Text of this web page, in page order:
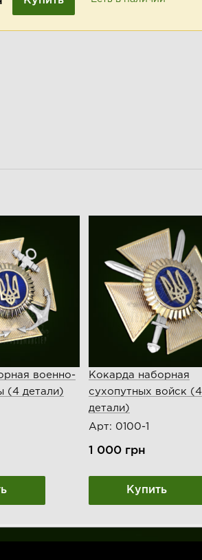
военно-
(4 детали)
Кокарда наборная
сухопутных войск (4
детали)
Арт: 0100-1
1 000 грн
Купить